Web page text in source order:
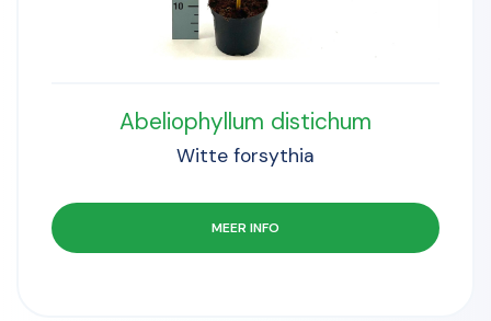
Abeliophyllum distichum
Witte forsythia
MEER INFO